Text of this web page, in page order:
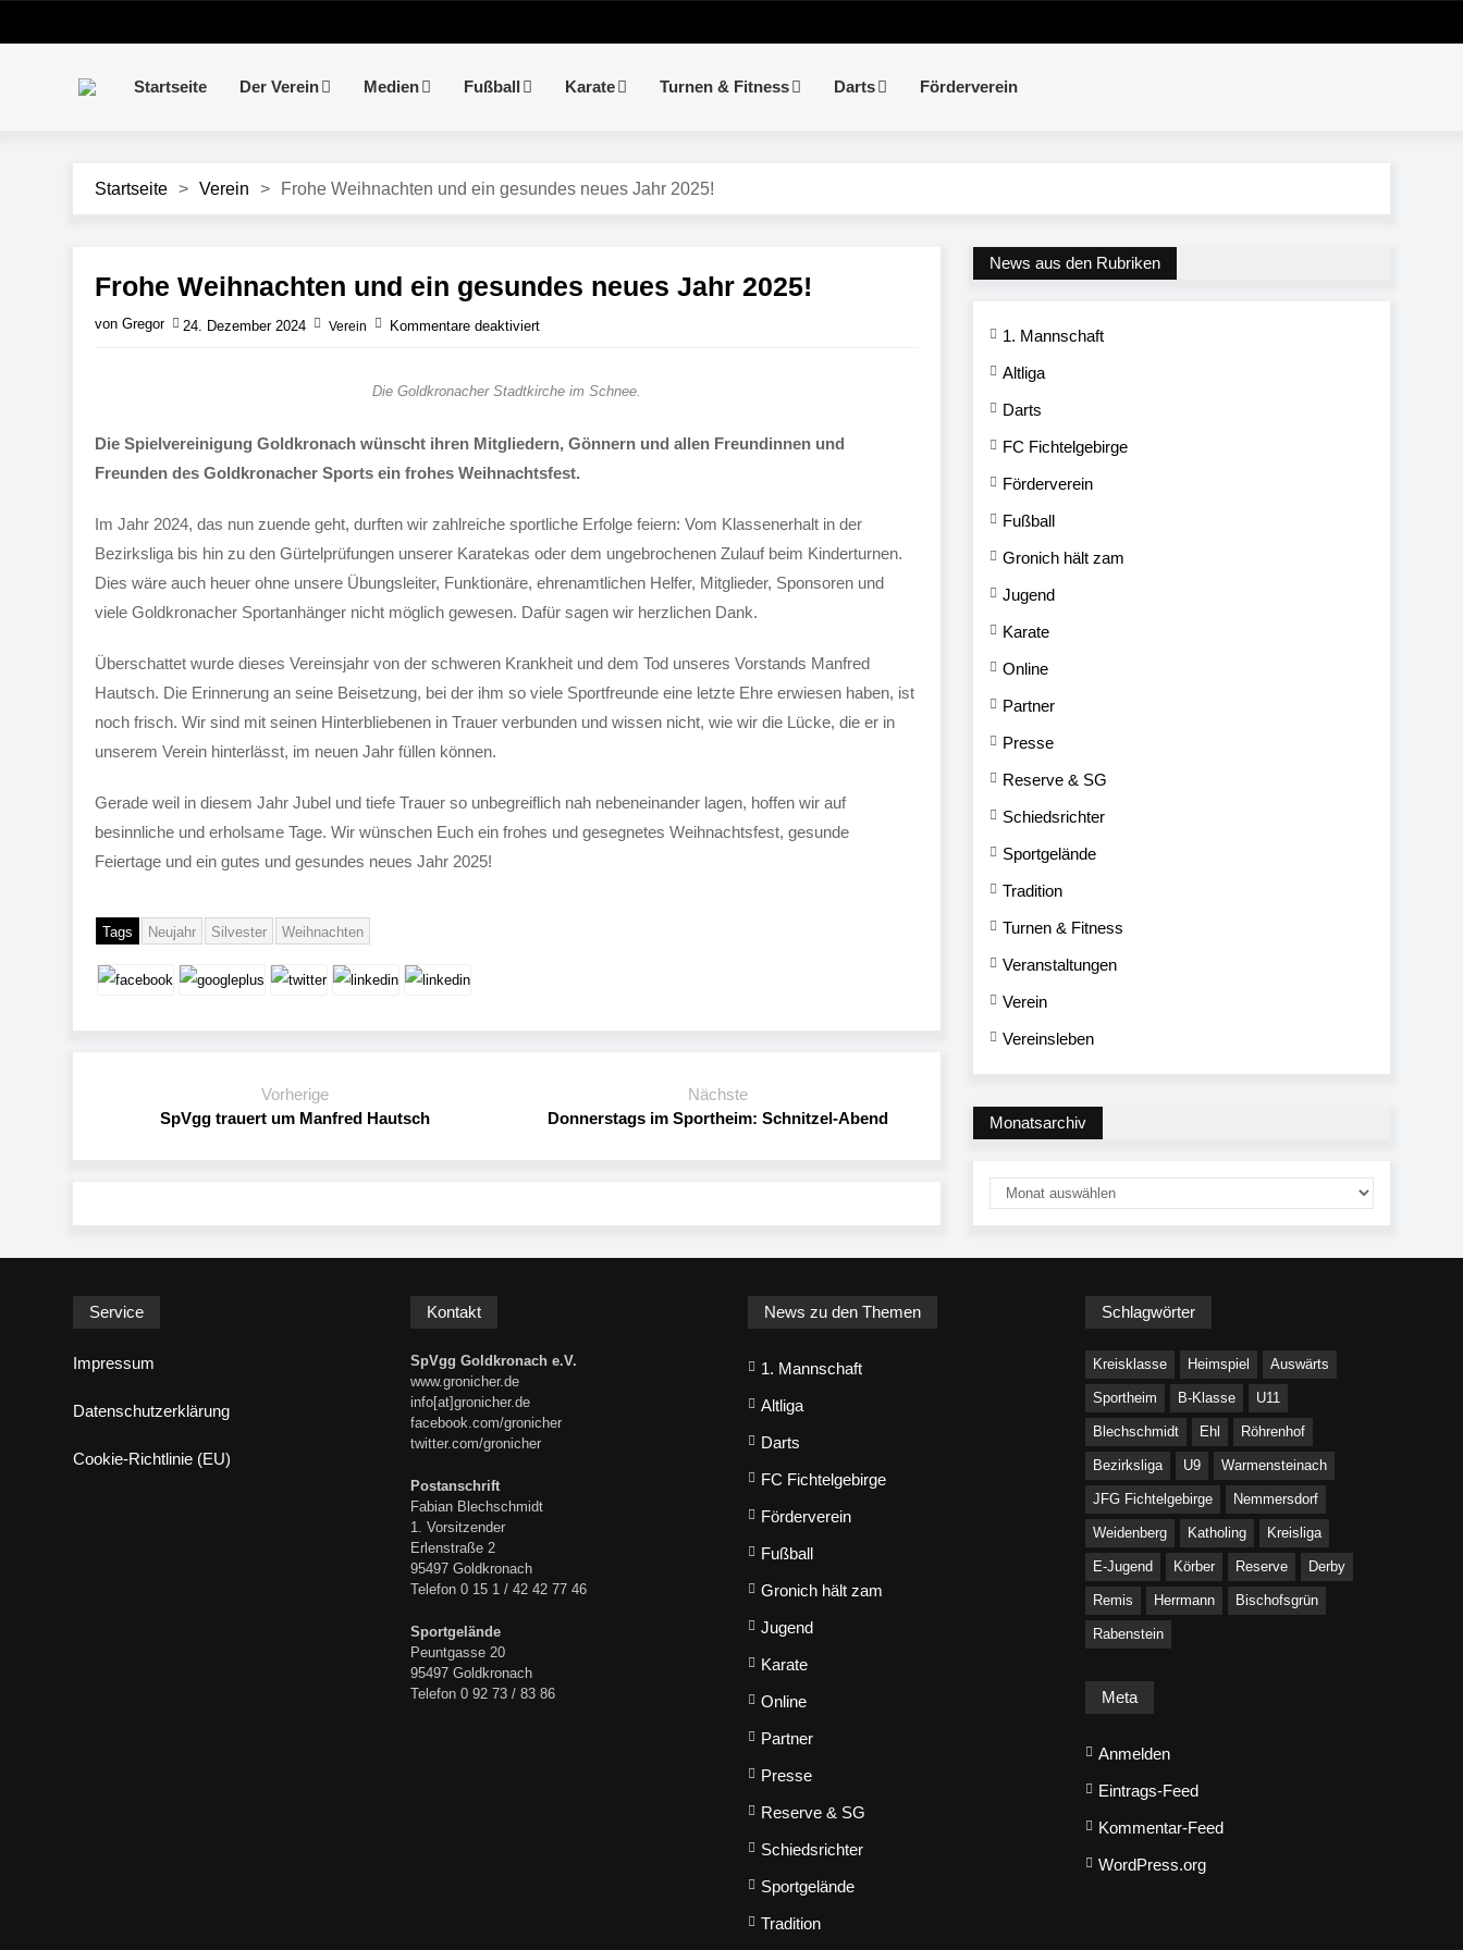
Startseite Der Verein Medien Fußball Karate Turnen & Fitness Darts Förderverein
Startseite > Verein > Frohe Weihnachten und ein gesundes neues Jahr 2025!
Frohe Weihnachten und ein gesundes neues Jahr 2025!
von Gregor 24. Dezember 2024 Verein Kommentare deaktiviert
Die Goldkronacher Stadtkirche im Schnee.
Die Spielvereinigung Goldkronach wünscht ihren Mitgliedern, Gönnern und allen Freundinnen und
Freunden des Goldkronacher Sports ein frohes Weihnachtsfest.
Im Jahr 2024, das nun zuende geht, durften wir zahlreiche sportliche Erfolge feiern: Vom Klassenerhalt in der
Bezirksliga bis hin zu den Gürtelprüfungen unserer Karatekas oder dem ungebrochenen Zulauf beim Kinderturnen.
Dies wäre auch heuer ohne unsere Übungsleiter, Funktionäre, ehrenamtlichen Helfer, Mitglieder, Sponsoren und
viele Goldkronacher Sportanhänger nicht möglich gewesen. Dafür sagen wir herzlichen Dank.
Überschattet wurde dieses Vereinsjahr von der schweren Krankheit und dem Tod unseres Vorstands Manfred
Hautsch. Die Erinnerung an seine Beisetzung, bei der ihm so viele Sportfreunde eine letzte Ehre erwiesen haben, ist
noch frisch. Wir sind mit seinen Hinterbliebenen in Trauer verbunden und wissen nicht, wie wir die Lücke, die er in
unserem Verein hinterlässt, im neuen Jahr füllen können.
Gerade weil in diesem Jahr Jubel und tiefe Trauer so unbegreiflich nah nebeneinander lagen, hoffen wir auf
besinnliche und erholsame Tage. Wir wünschen Euch ein frohes und gesegnetes Weihnachtsfest, gesunde
Feiertage und ein gutes und gesundes neues Jahr 2025!
Tags Neujahr Silvester Weihnachten
Vorherige
SpVgg trauert um Manfred Hautsch
Nächste
Donnerstags im Sportheim: Schnitzel-Abend
News aus den Rubriken
1. Mannschaft
Altliga
Darts
FC Fichtelgebirge
Förderverein
Fußball
Gronich hält zam
Jugend
Karate
Online
Partner
Presse
Reserve & SG
Schiedsrichter
Sportgelände
Tradition
Turnen & Fitness
Veranstaltungen
Verein
Vereinsleben
Monatsarchiv
Service
Impressum
Datenschutzerklärung
Cookie-Richtlinie (EU)
Kontakt
SpVgg Goldkronach e.V.
www.gronicher.de
info[at]gronicher.de
facebook.com/gronicher
twitter.com/gronicher
Postanschrift
Fabian Blechschmidt
1. Vorsitzender
Erlenstraße 2
95497 Goldkronach
Telefon 0 15 1 / 42 42 77 46
Sportgelände
Peuntgasse 20
95497 Goldkronach
Telefon 0 92 73 / 83 86
News zu den Themen
1. Mannschaft
Altliga
Darts
FC Fichtelgebirge
Förderverein
Fußball
Gronich hält zam
Jugend
Karate
Online
Partner
Presse
Reserve & SG
Schiedsrichter
Sportgelände
Tradition
Schlagwörter
Kreisklasse Heimspiel Auswärts
Sportheim B-Klasse U11
Blechschmidt Ehl Röhrenhof
Bezirksliga U9 Warmensteinach
JFG Fichtelgebirge Nemmersdorf
Weidenberg Katholing Kreisliga
E-Jugend Körber Reserve Derby
Remis Herrmann Bischofsgrün
Rabenstein
Meta
Anmelden
Eintrags-Feed
Kommentar-Feed
WordPress.org